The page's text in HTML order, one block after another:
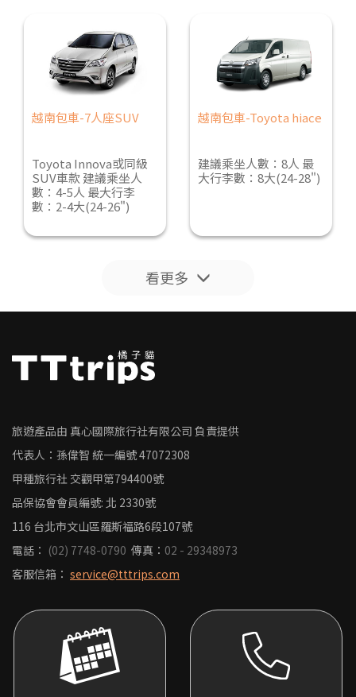
越南包車-7人座SUV
Toyota Innova或同級
SUV車款 建議乘坐人
數：4-5人 最大行李
數：2-4大(24-26")
越南包車-Toyota hiace
建議乘坐人數：8人 最
大行李數：8大(24-28")
看更多
旅遊產品由 真心國際旅行社有限公司 負責提供
代表人：孫偉智 統一編號47072308
甲種旅行社 交觀甲第794400號
品保協會會員編號: 北 2330號
116 台北市文山區羅斯福路6段107號
電話： (02) 7748-0790 傳真： 02 - 29348973
客服信箱： service@tttrips.com